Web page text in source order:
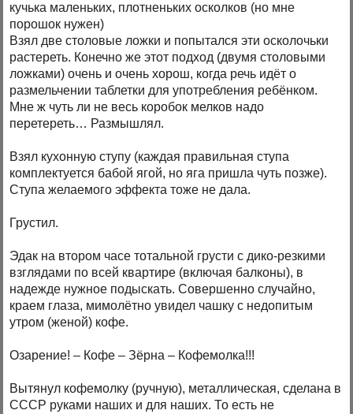
кучька маленьких, плотненьких осколков (но мне
порошок нужен)
Взял две столовые ложки и попытался эти осколочьки
растереть. Конечно же этот подход (двумя столовыми
ложками) очень и очень хорош, когда речь идёт о
размельчении таблетки для употребления ребёнком.
Мне ж чуть ли не весь коробок мелков надо
перетереть… Размышлял.
Взял кухонную ступу (каждая правильная ступа
комплектуется бабой ягой, но яга пришла чуть позже).
Ступа желаемого эффекта тоже не дала.
Грустил.
Эдак на втором часе тотальной грусти с дико-резкими
взглядами по всей квартире (включая балконы), в
надежде нужное подыскать. Совершенно случайно,
краем глаза, мимолётно увидел чашку с недопитым
утром (женой) кофе.
Озарение! – Кофе – Зёрна – Кофемолка!!!
Вытянул кофемолку (ручную), металлическая, сделана в
СССР руками наших и для наших. То есть не